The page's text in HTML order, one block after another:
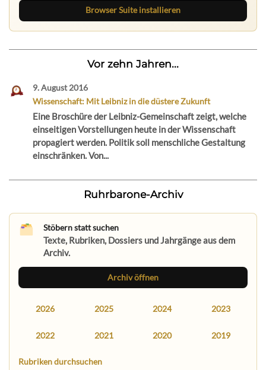
Browser Suite installieren
Vor zehn Jahren...
9. August 2016
Wissenschaft: Mit Leibniz in die düstere Zukunft
Eine Broschüre der Leibniz-Gemeinschaft zeigt, welche
einseitigen Vorstellungen heute in der Wissenschaft
propagiert werden. Politik soll menschliche Gestaltung
einschränken. Von...
Ruhrbarone-Archiv
Stöbern statt suchen
Texte, Rubriken, Dossiers und Jahrgänge aus dem
Archiv.
Archiv öffnen
2026 2025 2024 2023
2022 2021 2020 2019
Rubriken durchsuchen